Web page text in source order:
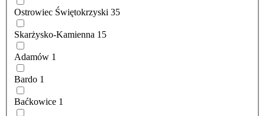
Ostrowiec Świętokrzyski 35
Skarżysko-Kamienna 15
Adamów 1
Bardo 1
Baćkowice 1